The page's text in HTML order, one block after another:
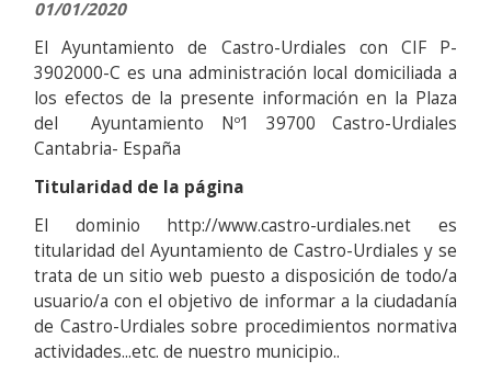
01/01/2020
El Ayuntamiento de Castro-Urdiales con CIF P-
3902000-C es una administración local domiciliada a
los efectos de la presente información en la Plaza
del Ayuntamiento Nº1 39700 Castro-Urdiales
Cantabria- España
Titularidad de la página
El dominio http://www.castro-urdiales.net es
titularidad del Ayuntamiento de Castro-Urdiales y se
trata de un sitio web puesto a disposición de todo/a
usuario/a con el objetivo de informar a la ciudadanía
de Castro-Urdiales sobre procedimientos normativa
actividades...etc. de nuestro municipio..